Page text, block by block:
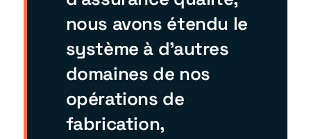
nous avons étendu le
système à d'autres
domaines de nos
opérations de
fabrication,